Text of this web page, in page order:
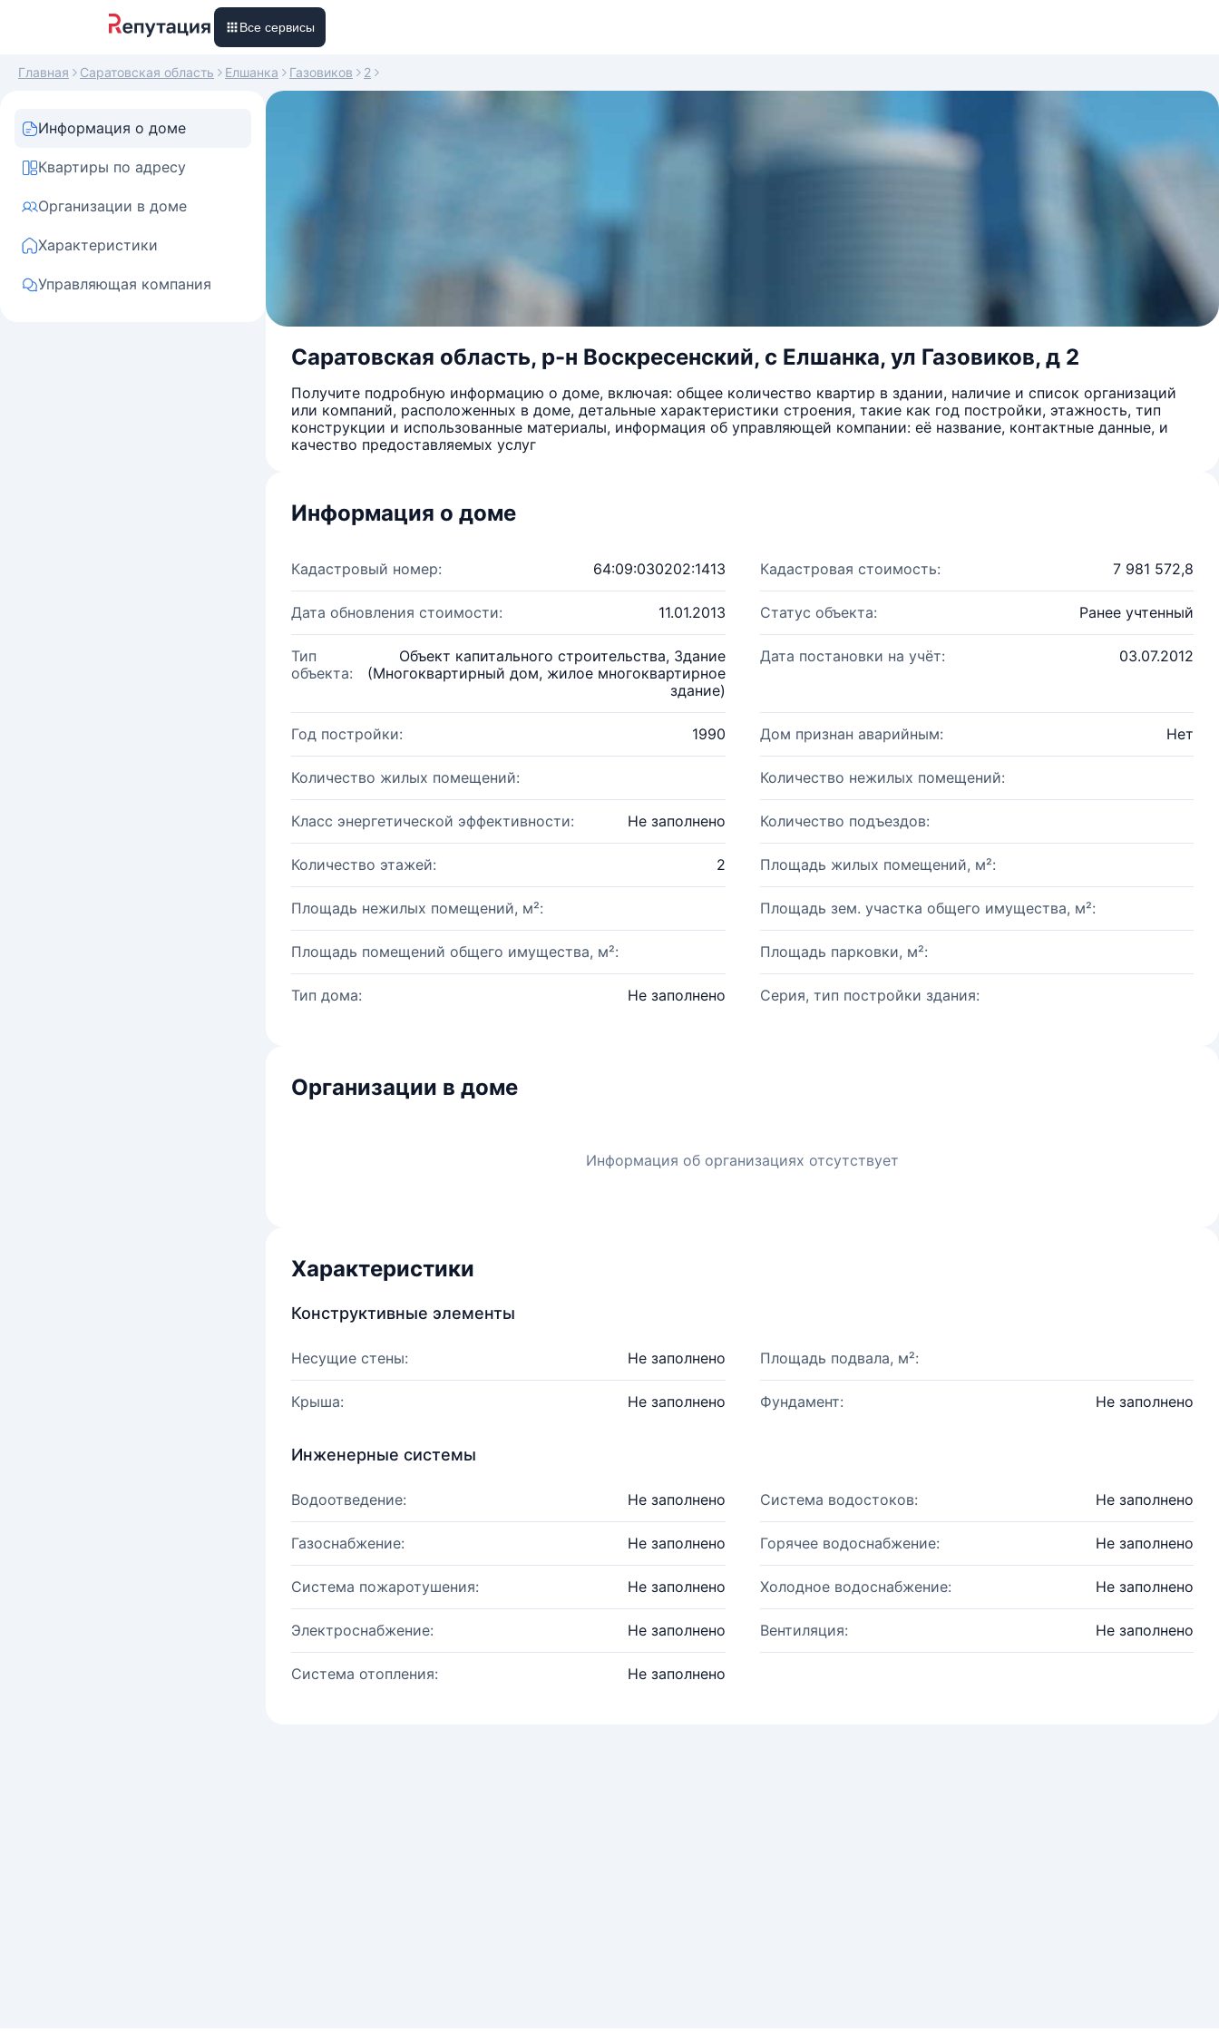
Все сервисы
Главная Саратовская область Елшанка Газовиков 2
Информация о доме
Квартиры по адресу
Организации в доме
Характеристики
Управляющая компания
Саратовская область, р-н Воскресенский, с Елшанка, ул Газовиков, д 2
Получите подробную информацию о доме, включая: общее количество квартир в здании, наличие и список организаций
или компаний, расположенных в доме, детальные характеристики строения, такие как год постройки, этажность, тип
конструкции и использованные материалы, информация об управляющей компании: её название, контактные данные, и
качество предоставляемых услуг
Информация о доме
Кадастровый номер: 64:09:030202:1413 Кадастровая стоимость: 7 981 572,8
Дата обновления стоимости: 11.01.2013 Статус объекта: Ранее учтенный
Тип
объекта:
Объект капитального строительства, Здание
(Многоквартирный дом, жилое многоквартирное
здание)
Дата постановки на учёт: 03.07.2012
Год постройки: 1990 Дом признан аварийным: Нет
Количество жилых помещений: Количество нежилых помещений:
Класс энергетической эффективности: Не заполнено Количество подъездов:
Количество этажей: 2 Площадь жилых помещений, м²:
Площадь нежилых помещений, м²: Площадь зем. участка общего имущества, м²:
Площадь помещений общего имущества, м²: Площадь парковки, м²:
Тип дома: Не заполнено Серия, тип постройки здания:
Организации в доме
Информация об организациях отсутствует
Характеристики
Конструктивные элементы
Несущие стены: Не заполнено Площадь подвала, м²:
Крыша: Не заполнено Фундамент: Не заполнено
Инженерные системы
Водоотведение: Не заполнено Система водостоков: Не заполнено
Газоснабжение: Не заполнено Горячее водоснабжение: Не заполнено
Система пожаротушения: Не заполнено Холодное водоснабжение: Не заполнено
Электроснабжение: Не заполнено Вентиляция: Не заполнено
Система отопления: Не заполнено